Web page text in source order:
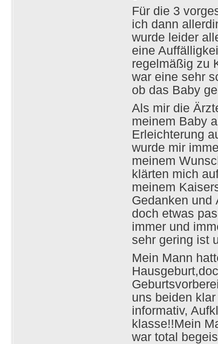
Für die 3
ich dann
wurde leider
eine
regelmäßig zu
war eine sehr
ob das Baby
Als mir die
meinem Baby
Erleichterung
wurde mir
meinem
klärten mich
meinem
Gedanken und
doch etwas
immer und
sehr gering ist
Mein Mann
uns beiden
informativ,
klasse!!Mein
war total